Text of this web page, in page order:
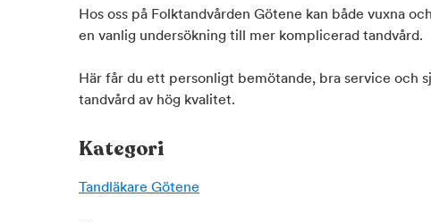
Hos oss på Folktandvården Götene kan både vuxna
en vanlig undersökning till mer komplicerad tandvård.
Här får du ett personligt bemötande, bra service och
tandvård av hög kvalitet.
Kategori
Tandläkare Götene